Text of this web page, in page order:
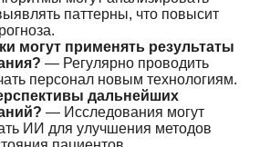
паттерны, что повысит
могут применять результаты
— Регулярно проводить
персонал новым технологиям.
дальнейших
— Исследования могут
ИИ для улучшения методов